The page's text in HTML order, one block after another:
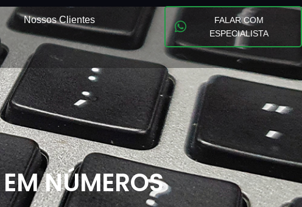
Nossos Clientes
FALAR COM
ESPECIALISTA
NÚMEROS